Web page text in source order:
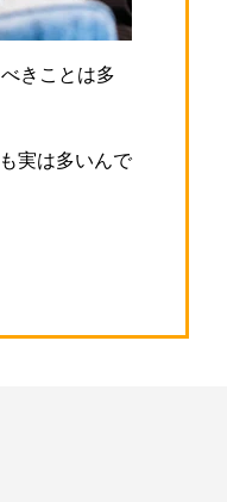
きことは多
実は多いんで